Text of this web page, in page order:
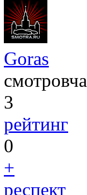
Goras
3
рейтинг
0
+
респект